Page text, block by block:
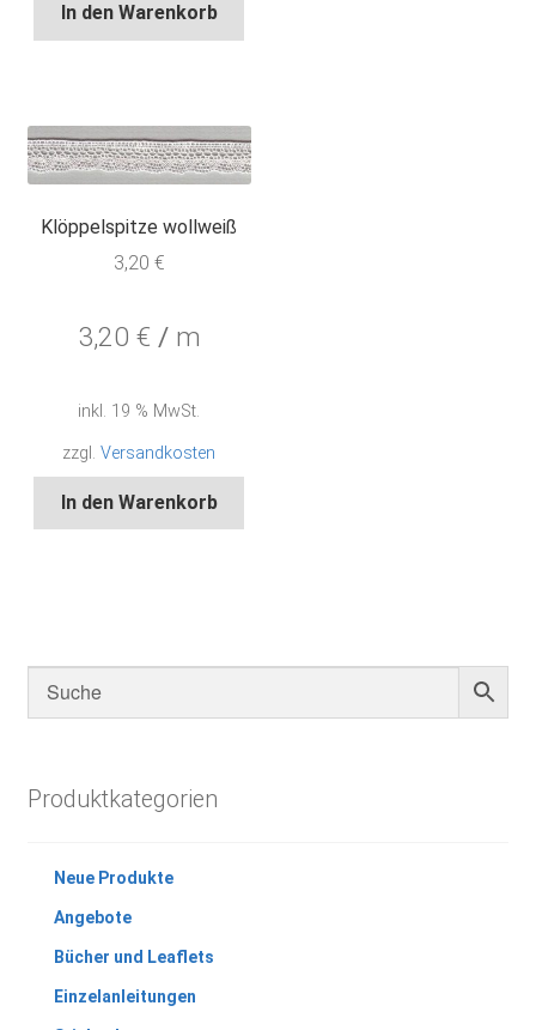
In den Warenkorb
Klöppelspitze wollweiß
3,20 €
3,20 € / m
inkl. 19 % MwSt.
zzgl.Versandkosten
In den Warenkorb
Produktkategorien
Neue Produkte
Angebote
Bücher und Leaflets
Einzelanleitungen